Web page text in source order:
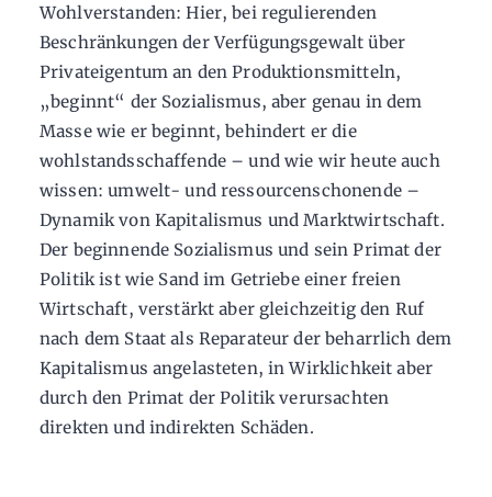
Wohlverstanden: Hier, bei regulierenden
Beschränkungen der Verfügungsgewalt über
Privateigentum an den Produktionsmitteln,
„beginnt“ der Sozialismus, aber genau in dem
Masse wie er beginnt, behindert er die
wohlstandsschaffende – und wie wir heute auch
wissen: umwelt- und ressourcenschonende –
Dynamik von Kapitalismus und Marktwirtschaft.
Der beginnende Sozialismus und sein Primat der
Politik ist wie Sand im Getriebe einer freien
Wirtschaft, verstärkt aber gleichzeitig den Ruf
nach dem Staat als Reparateur der beharrlich dem
Kapitalismus angelasteten, in Wirklichkeit aber
durch den Primat der Politik verursachten
direkten und indirekten Schäden.